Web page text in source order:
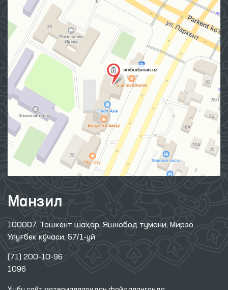
Манзил
100007, Тошкент шаҳар, Яшнобод тумани, Мирзо
Улуғбек кўчаси, 57/1-уй
(71) 200-10-96
1096